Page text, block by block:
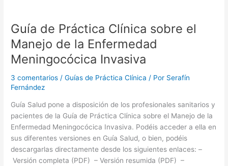
enfermeros:
#decisionesclinicas
Guía de Práctica Clínica sobre el
Manejo de la Enfermedad
Meningocócica Invasiva
3 comentarios /Guías de Práctica Clínica / Por Serafín
Fernández
Guía Salud pone a disposición de los profesionales sanitarios y
pacientes de la Guía de Práctica Clínica sobre el Manejo de la
Enfermedad Meningocócica Invasiva. Podéis acceder a ella en
sus diferentes versiones en Guía Salud, o bien, podéis
descargarlas directamente desde los siguientes enlaces: –
Versión completa (PDF) – Versión resumida (PDF) –